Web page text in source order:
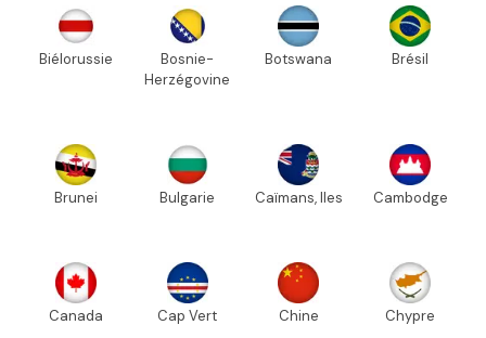
Biélorussie
Bosnie-
Herzégovine
Botswana Brésil
Brunei Bulgarie Caïmans, Iles Cambodge
Canada Cap Vert Chine Chypre